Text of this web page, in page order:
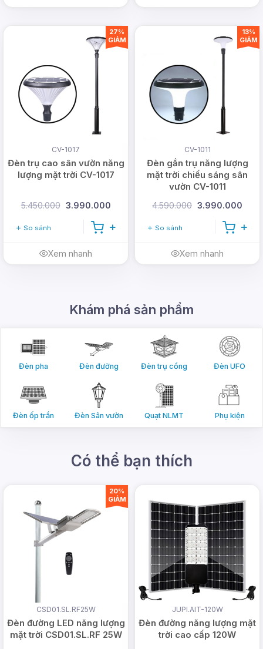
CV-1017
Đèn trụ cao sân vườn năng
lượng mặt trời CV-1017
5.450.000 3.990.000
So sánh
Xem nhanh
27%
GIẢM
CV-1011
Đèn gắn trụ năng lượng
mặt trời chiếu sáng sân
vườn CV-1011
4.590.000 3.990.000
So sánh
Xem nhanh
13%
GIẢM
Khám phá sản phẩm
Đèn pha Đèn đường Đèn trụ cổng Đèn UFO
Đèn ốp trần Đèn Sân vườn Quạt NLMT Phụ kiện
Có thể bạn thích
CSD01.SL.RF25W
Đèn đường LED năng lượng
mặt trời CSD01.SL.RF 25W
20%
GIẢM
JUPI.AIT-120W
Đèn đường năng lượng mặt
trời cao cấp 120W